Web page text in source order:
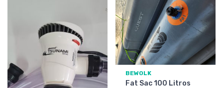
BEWOLK
Fat Sac 100 Litros